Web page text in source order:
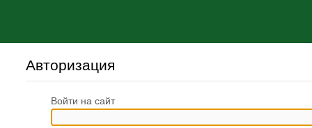
Авторизация
Войти на сайт